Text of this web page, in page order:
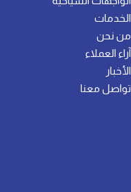
الخدمات
من نحن
آراء العملاء
الأخبار
تواصل معنا